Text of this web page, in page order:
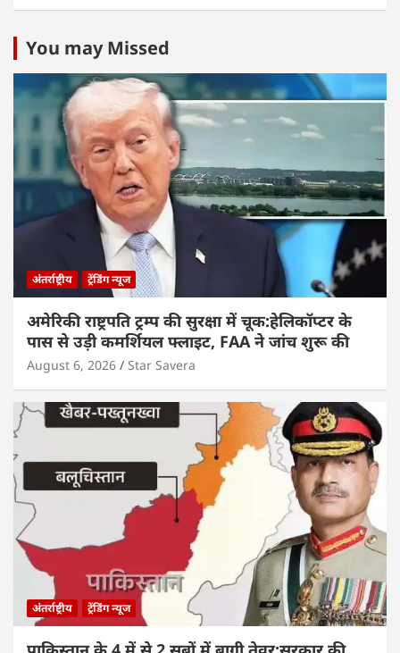
You may Missed
अंतर्राष्ट्रीय ट्रेंडिंग न्यूज
अमेरिकी राष्ट्रपति ट्रम्प की सुरक्षा में चूक:हेलिकॉप्टर के
पास से उड़ी कमर्शियल फ्लाइट, FAA ने जांच शुरू की
August 6, 2026 Star Savera
अंतर्राष्ट्रीय ट्रेंडिंग न्यूज